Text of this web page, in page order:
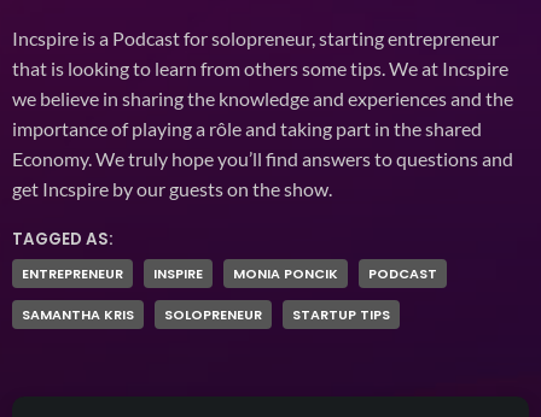
Incspire is a Podcast for solopreneur, starting entrepreneur
that is looking to learn from others some tips. We at Incspire
we believe in sharing the knowledge and experiences and the
importance of playing a rôle and taking part in the shared
Economy. We truly hope you’ll find answers to questions and
get Incspire by our guests on the show.
TAGGED AS:
ENTREPRENEUR INSPIRE MONIA PONCIK PODCAST
SAMANTHA KRIS SOLOPRENEUR STARTUP TIPS